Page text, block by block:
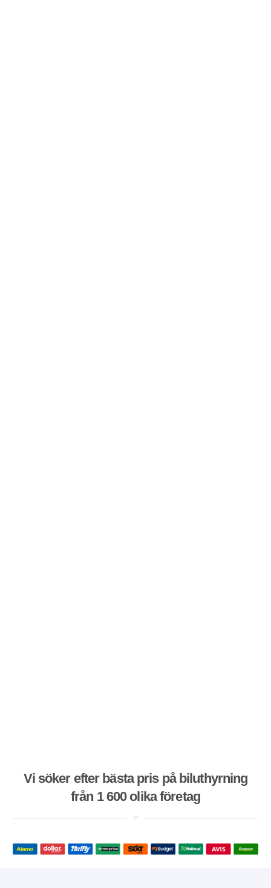
Vi söker efter bästa pris på biluthyrning
från 1 600 olika företag